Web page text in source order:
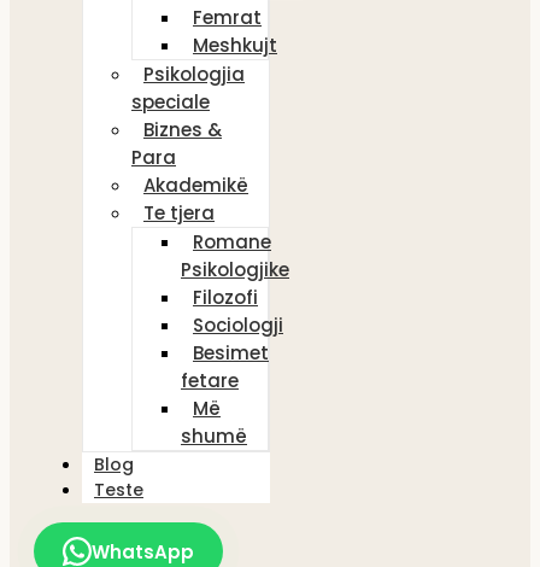
Femrat
Meshkujt
Psikologjia
speciale
Biznes &
Para
Akademikë
Te tjera
Romane
Psikologjike
Filozofi
Sociologji
Besimet
fetare
Më
shumë
Blog
Teste
WhatsApp